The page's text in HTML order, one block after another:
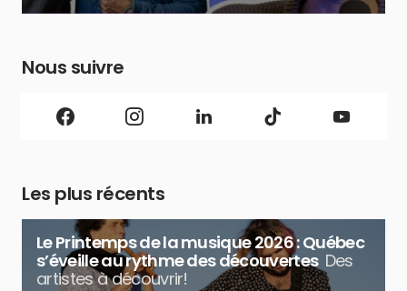
Nous suivre
Les plus récents
Le Printemps de la musique 2026 : Québec
s’éveille au rythme des découvertes Des
artistes à découvrir!